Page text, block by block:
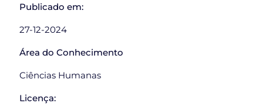
Publicado em:
27-12-2024
Área do Conhecimento
Ciências Humanas
Licença: